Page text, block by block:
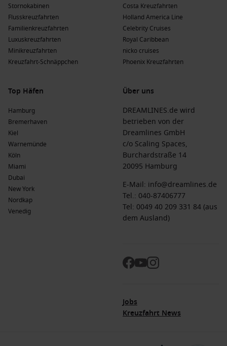
Stornokabinen
Flusskreuzfahrten
Familienkreuzfahrten
Luxuskreuzfahrten
Minikreuzfahrten
Kreuzfahrt-Schnäppchen
Costa Kreuzfahrten
Holland America Line
Celebrity Cruises
Royal Caribbean
nicko cruises
Phoenix Kreuzfahrten
Top Häfen
Hamburg
Bremerhaven
Kiel
Warnemünde
Köln
Miami
Dubai
New York
Nordkap
Venedig
Über uns
DREAMLINES.de wird
betrieben von der
Dreamlines GmbH
c/o Scaling Spaces,
Burchardstraße 14
20095 Hamburg
E-Mail: info@dreamlines.de
Tel.: 040-87406777
Tel: 0049 40 209 331 84 (aus
dem Ausland)
Jobs
Kreuzfahrt News